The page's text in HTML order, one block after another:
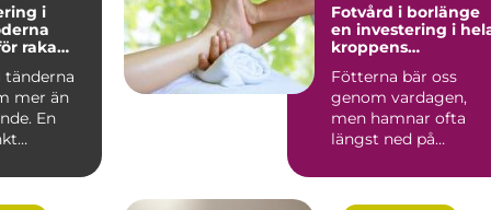
i
raka
mer än
En
Fotvård i borlänge
en investering i
kroppens
Fötterna bär oss
genom vardagen,
men hamnar ofta
längst ned på
Många väntar med...